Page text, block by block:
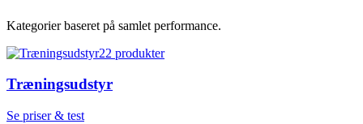
Kategorier baseret på samlet performance.
22 produkter
Træningsudstyr
Se priser & test